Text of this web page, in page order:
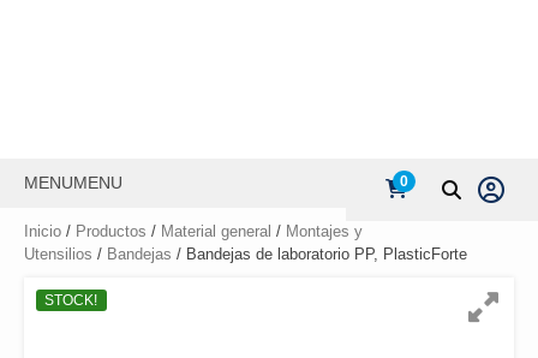
MENUMENU 0
Inicio / Productos / Material general / Montajes y
Utensilios / Bandejas / Bandejas de laboratorio PP, PlasticForte
STOCK!